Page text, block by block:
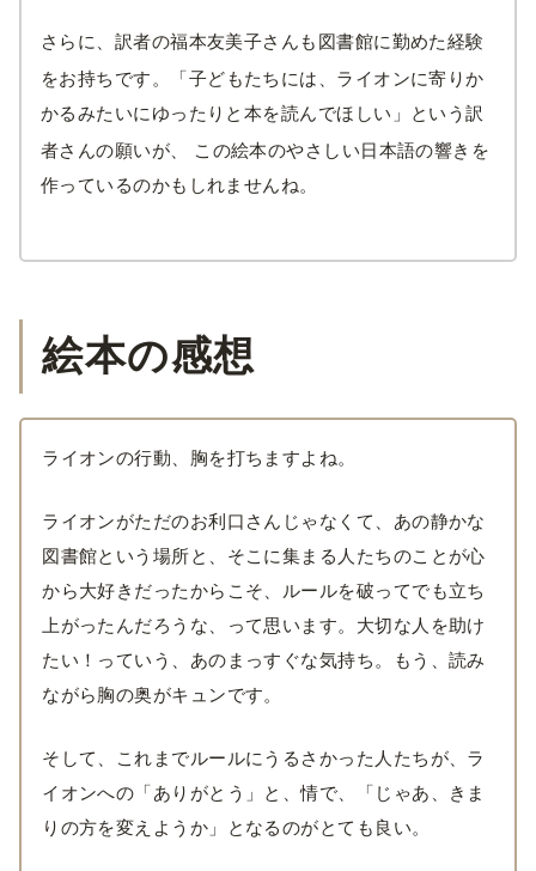
さらに、訳者の福本友美子さんも図書館に勤めた経験
をお持ちです。
「子どもたちには、ライオンに寄りか
かるみたいにゆったりと本を読んでほしい」という訳
者さんの願いが、
この絵本のやさしい日本語の響きを
作っているのかもしれませんね。
絵本の感想
ライオンの行動、胸を打ちますよね。
ライオンがただのお利口さんじゃなくて、あの静かな
図書館という場所と、そこに集まる人たちのことが心
から大好きだったからこそ、ルールを破ってでも立ち
上がったんだろうな、って思います。大切な人を助け
たい！っていう、あのまっすぐな気持ち。もう、読み
ながら胸の奥がキュンです。
そして、これまでルールにうるさかった人たちが、ラ
イオンへの「ありがとう」と、情で、「じゃあ、きま
りの方を変えようか」となるのがとても良い。